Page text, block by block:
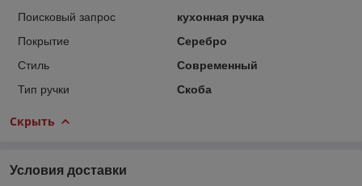
Поисковый запрос
кухонная ручка
Покрытие
Серебро
Стиль
Современный
Тип ручки
Скоба
Скрыть
Условия доставки